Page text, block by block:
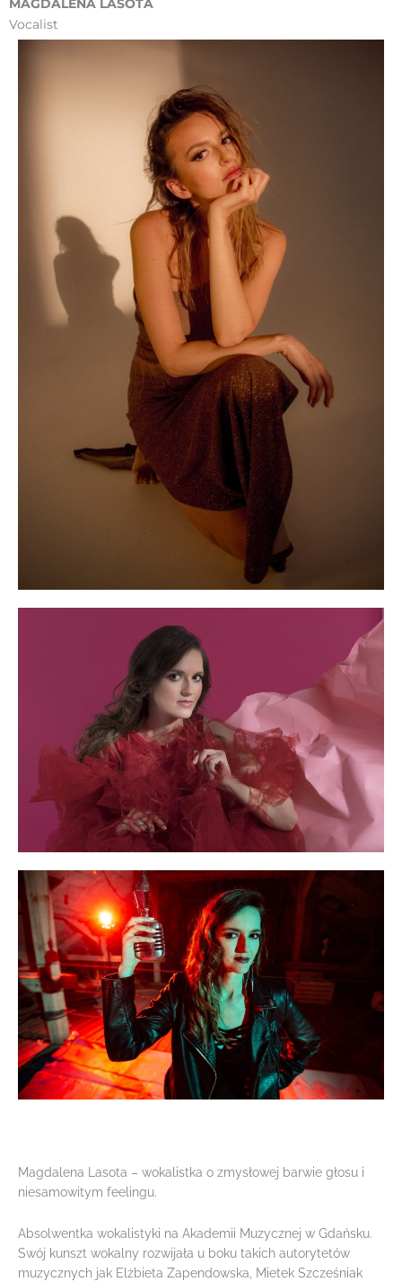
MAGDALENA LASOTA
Vocalist
Magdalena Lasota – wokalistka o zmysłowej barwie głosu i
niesamowitym feelingu.
Absolwentka wokalistyki na Akademii Muzycznej w Gdańsku.
Swój kunszt wokalny rozwijała u boku takich autorytetów
muzycznych jak Elżbieta Zapendowska, Mietek Szcześniak